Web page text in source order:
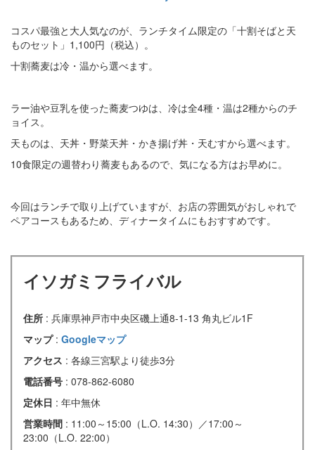
コスパ最強と大人気なのが、ランチタイム限定の「十割そばと天
ものセット」1,100円（税込）。
十割蕎麦は冷・温から選べます。
ラー油や豆乳を使った蕎麦つゆは、冷は全4種・温は2種からのチ
ョイス。
天ものは、天丼・野菜天丼・かき揚げ丼・天むすから選べます。
10食限定の週替わり蕎麦もあるので、気になる方はお早めに。
今回はランチで取り上げていますが、お店の雰囲気がおしゃれで
ペアコースもあるため、ディナータイムにもおすすめです。
イソガミフライバル
住所 : 兵庫県神戸市中央区磯上通8-1-13 角丸ビル1F
マップ : Googleマップ
アクセス : 各線三宮駅より徒歩3分
電話番号 : 078-862-6080
定休日 : 年中無休
営業時間 : 11:00～15:00（L.O. 14:30）／17:00～
23:00（L.O. 22:00）